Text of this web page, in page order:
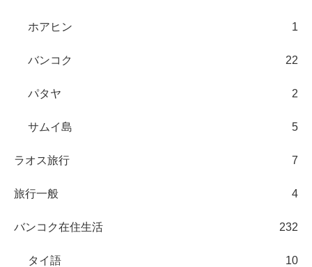
ホアヒン 1
バンコク 22
パタヤ 2
サムイ島 5
ラオス旅行 7
旅行一般 4
バンコク在住生活 232
タイ語 10